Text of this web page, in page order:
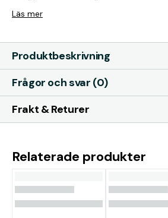
Läs mer
Produktbeskrivning
Frågor och svar (0)
Frakt & Returer
Relaterade produkter